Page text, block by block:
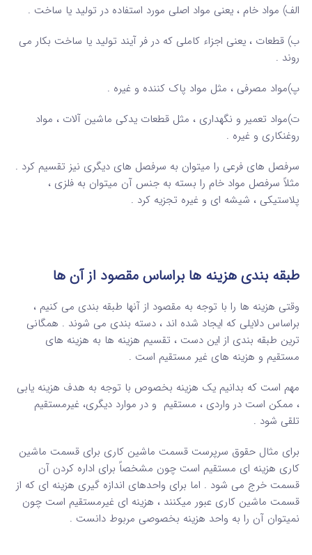
الف) مواد خام ، یعنی مواد اصلی مورد استفاده در تولید یا ساخت .
ب) قطعات ، یعنی اجزاء کاملی که در فر آیند تولید یا ساخت بکار می
روند .
پ)مواد مصرفی ، مثل مواد پاک کننده و غیره .
ت)مواد تعمیر و نگهداری ، مثل قطعات یدکی ماشین آلات ، مواد
روغنکاری و غیره .
سرفصل های فرعی را میتوان به سرفصل های دیگری نیز تقسیم کرد .
مثلاً سرفصل مواد خام را بسته به جنس آن میتوان به فلزی ،
پلاستیکی ، شیشه ای و غیره تجزیه کرد .
طبقه بندی هزینه ها براساس مقصود از آن ها
وقتی هزینه ها را با توجه به مقصود از آنها طبقه بندی می کنیم ،
براساس دلایلی که ایجاد شده اند ، دسته بندی می شوند . همگانی
ترین طبقه بندی از این دست ، تقسیم هزینه ها به هزینه های
مستقیم و هزینه های غیر مستقیم است .
مهم است که بدانیم یک هزینه بخصوص با توجه به هدف هزینه یابی
، ممکن است در واردی ، مستقیم و در موارد دیگری، غیرمستقیم
تلقی شود .
برای مثال حقوق سرپرست قسمت ماشین کاری برای قسمت ماشین
کاری هزینه ای مستقیم است چون مشخصاً برای اداره کردن آن
قسمت خرج می شود . اما برای واحدهای اندازه گیری هزینه ای که از
قسمت ماشین کاری عبور میکنند ، هزینه ای غیرمستقیم است چون
نمیتوان آن را به واحد هزینه بخصوصی مربوط دانست .